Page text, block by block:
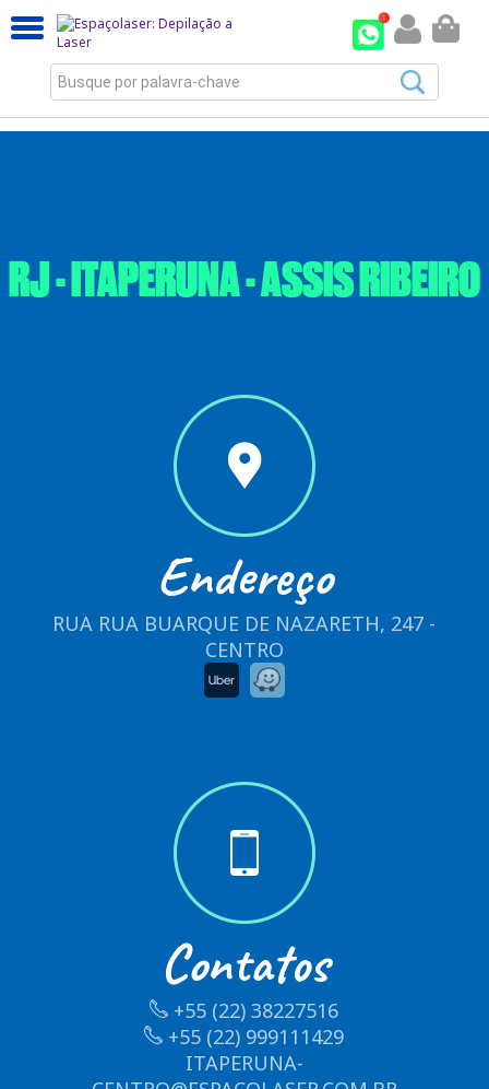
Busque por palavra-chave
RJ - ITAPERUNA - ASSIS RIBEIRO
Endereço
RUA RUA BUARQUE DE NAZARETH, 247 -
CENTRO
Contatos
+55 (22) 38227516
+55 (22) 999111429
ITAPERUNA-